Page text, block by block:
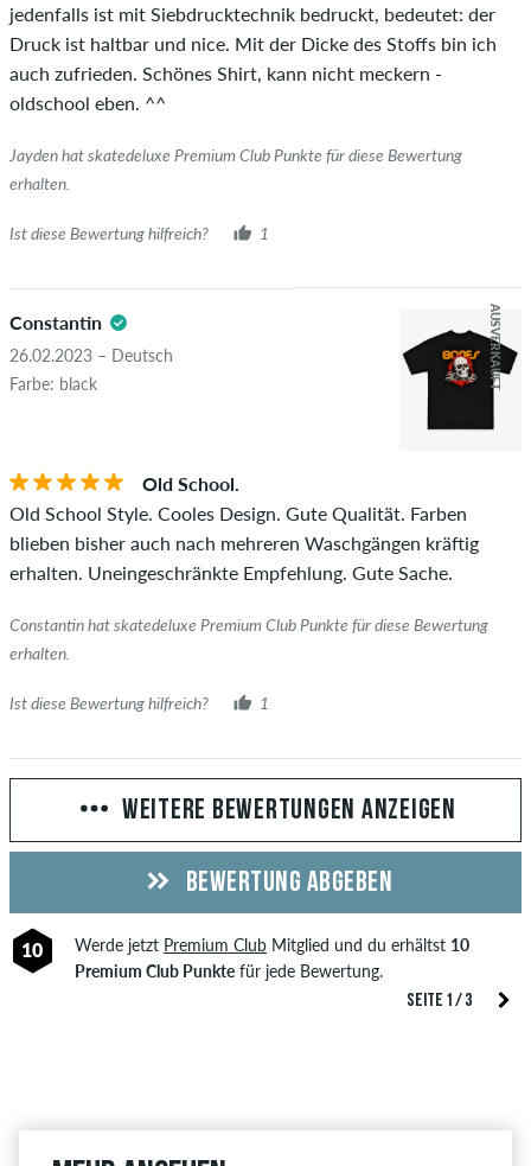
jedenfalls ist mit Siebdrucktechnik bedruckt, bedeutet: der
Druck ist haltbar und nice. Mit der Dicke des Stoffs bin ich
auch zufrieden. Schönes Shirt, kann nicht meckern -
oldschool eben. ^^
Jayden hat skatedeluxe Premium Club Punkte für diese Bewertung
erhalten.
Ist diese Bewertung hilfreich? 1
Constantin
26.02.2023 – Deutsch
Farbe: black
AUSVERKAUFT
Old School.
Old School Style. Cooles Design. Gute Qualität. Farben
blieben bisher auch nach mehreren Waschgängen kräftig
erhalten. Uneingeschränkte Empfehlung. Gute Sache.
Constantin hat skatedeluxe Premium Club Punkte für diese Bewertung
erhalten.
Ist diese Bewertung hilfreich? 1
SEITE 1 / 3
WEITERE BEWERTUNGEN ANZEIGEN
BEWERTUNG ABGEBEN
10 Werde jetzt Premium ClubMitglied und du erhältst 10
Premium Club Punktefür jede Bewertung.